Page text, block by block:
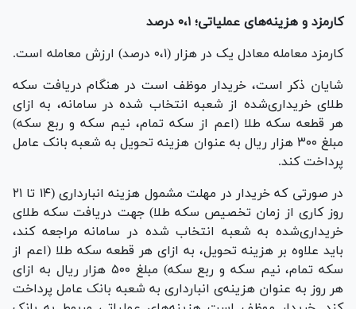
کارمزد و هزینه‌های عملیاتی؛ ۰،۱ درصد
کارمزد معامله معادل یک در هزار (۰،۱ درصد) ارزش معامله است.
شایان ذکر است، خریدار موظف است در هنگام دریافت سکه
طلای خریداری‌شده از شعبه انتخاب‏ شده در سامانه، به ازای
هر قطعه سکه طلا (اعم از سکه تمام، نیم سکه و ربع سکه)
مبلغ ۳۰۰ هزار ریال به عنوان هزینه تحویل به شعبه بانک عامل
پرداخت کند.
در صورتی که خریدار در مهلت مشمول هزینه انبارداری (۱۴ تا ۲۱
روز کاری از زمان تخصیص سکه طلا) جهت دریافت سکه طلای
خریداری‌شده به شعبه انتخاب‏ شده در سامانه مراجعه کند،
باید علاوه بر هزینه تحویل، به ازای هر قطعه سکه طلا (اعم از
سکه تمام، نیم سکه و ربع سکه) مبلغ ۵۰۰ هزار ریال به ازای
هر روز به عنوان هزینه‌ی انبارداری به شعبه بانک عامل پرداخت